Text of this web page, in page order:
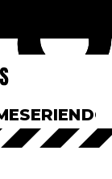
SERIEN